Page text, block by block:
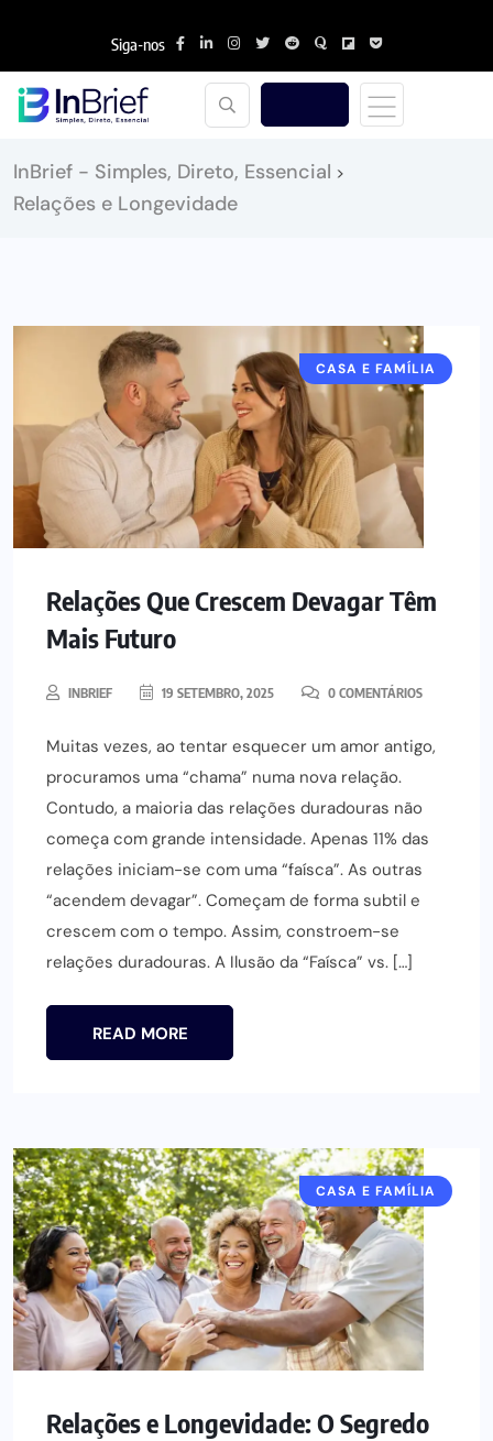
Siga-nos
InBrief - Simples, Direto, Essencial >
Relações e Longevidade
CASA E FAMÍLIA
Relações Que Crescem Devagar Têm
Mais Futuro
INBRIEF 19 SETEMBRO, 2025 0 COMENTÁRIOS
Muitas vezes, ao tentar esquecer um amor antigo,
procuramos uma “chama” numa nova relação.
Contudo, a maioria das relações duradouras não
começa com grande intensidade. Apenas 11% das
relações iniciam-se com uma “faísca”. As outras
“acendem devagar”. Começam de forma subtil e
crescem com o tempo. Assim, constroem-se
relações duradouras. A Ilusão da “Faísca” vs. […]
READ MORE
CASA E FAMÍLIA
Relações e Longevidade: O Segredo